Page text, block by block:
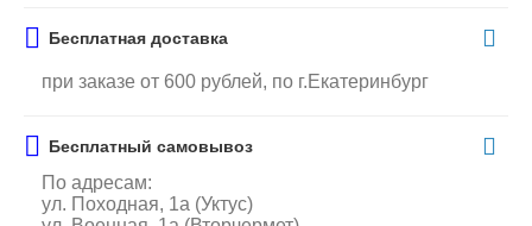
Бесплатная доставка
при заказе от 600 рублей, по г.Екатеринбург
Бесплатный самовывоз
По адресам:
ул. Походная, 1а (Уктус)